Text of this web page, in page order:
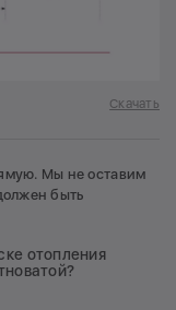
Скачать
Мы не оставим
быть
отопления